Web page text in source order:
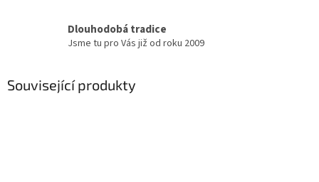
Dlouhodobá tradice
Jsme tu pro Vás již od roku 2009
Související produkty